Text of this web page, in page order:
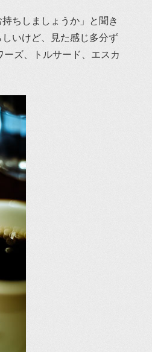
ちしましょうか」と聞き
いけど、見た感じ多分ず
ズ、トルサード、エスカ